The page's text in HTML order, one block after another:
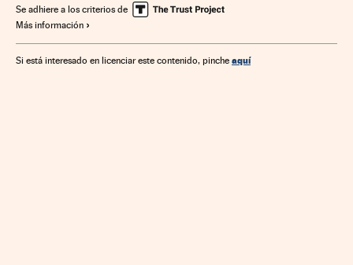
Sector público Comunidad de Madrid Empresas
Economía Urbanismo Trabajo Industria
Se adhiere a los criterios de
Más información
Si está interesado en licenciar este contenido, pinche aquí